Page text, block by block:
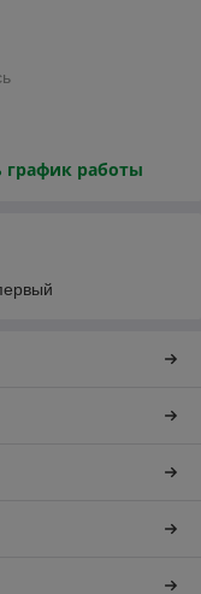
график работы